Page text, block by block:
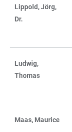
Lippold, Jörg,
Dr.
Ludwig,
Thomas
Maas, Maurice